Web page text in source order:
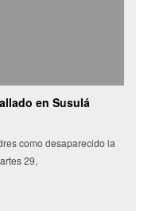
en Susulá
como desaparecido la
29,